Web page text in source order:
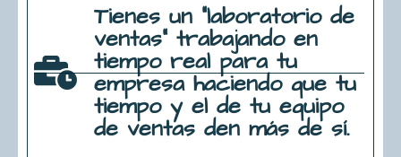
Tienes un "laboratorio de
ventas" trabajando en
tiempo real para tu
empresa haciendo que tu
tiempo y el de tu equipo
de ventas den más de sí.